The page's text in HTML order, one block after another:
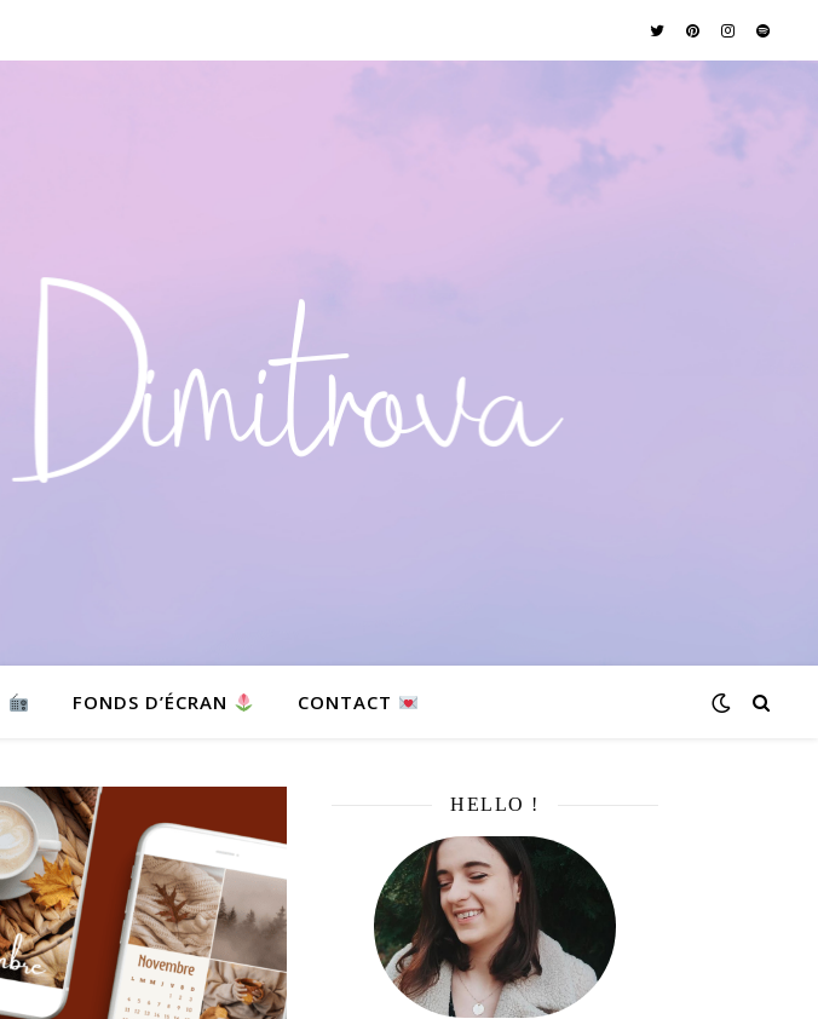
FONDS D’ÉCRAN CONTACT
HELLO !